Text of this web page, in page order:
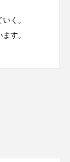
く。
す。